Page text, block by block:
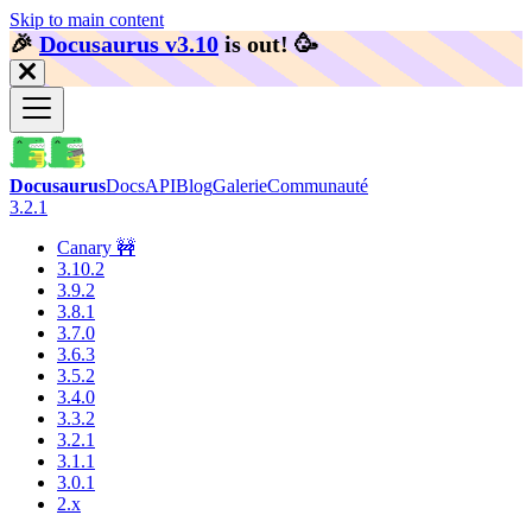
Skip to main content
🎉️Docusaurus v3.10 is out! 🥳️
DocusaurusDocsAPIBlogGalerieCommunauté
3.2.1
Canary 🚧
3.10.2
3.9.2
3.8.1
3.7.0
3.6.3
3.5.2
3.4.0
3.3.2
3.2.1
3.1.1
3.0.1
2.x